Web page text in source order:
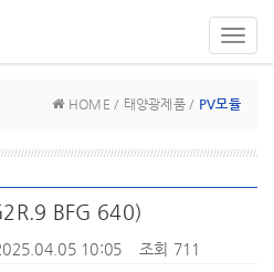
HOME / 태양광제품 / PV모듈
BFG 640)
10:05 조회 711